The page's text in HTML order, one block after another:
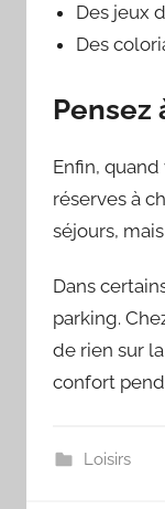
Des jeux
Des
Pensez
Enfin,
réserves à
séjours,
Dans
parking.
de rien sur
confort
Loisirs